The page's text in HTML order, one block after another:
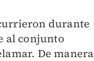
durante
al conjunto
De manera